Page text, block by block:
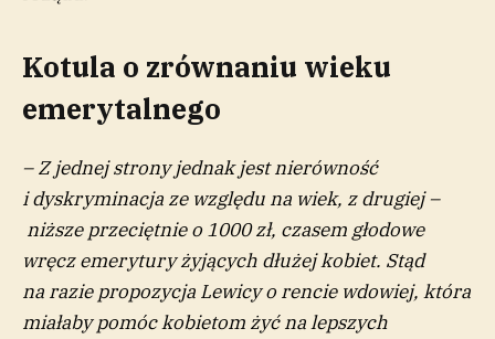
Kotula o zrównaniu wieku
emerytalnego
– Z jednej strony jednak jest nierówność
i dyskryminacja ze względu na wiek, z drugiej –
niższe przeciętnie o 1000 zł, czasem głodowe
wręcz emerytury żyjących dłużej kobiet. Stąd
na razie propozycja Lewicy o rencie wdowiej, która
miałaby pomóc kobietom żyć na lepszych